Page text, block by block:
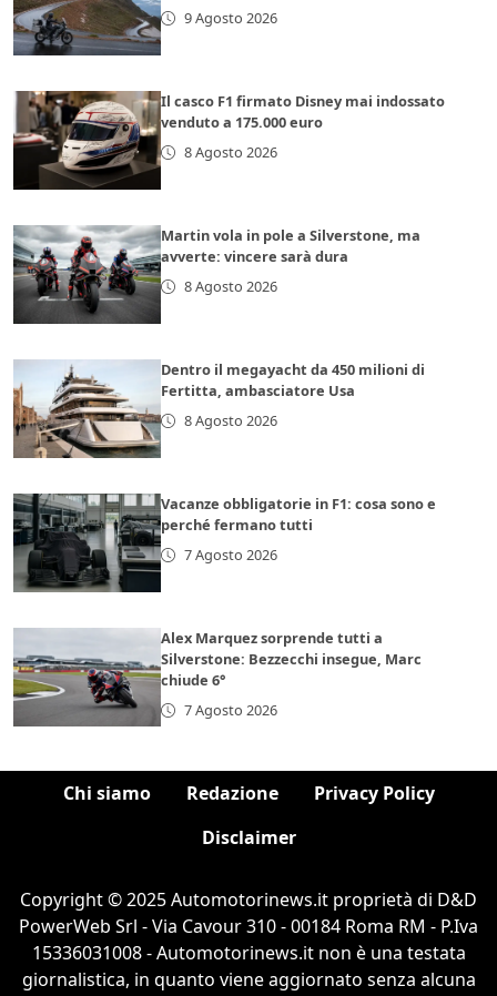
9 Agosto 2026
Il casco F1 firmato Disney mai indossato
venduto a 175.000 euro
8 Agosto 2026
Martin vola in pole a Silverstone, ma
avverte: vincere sarà dura
8 Agosto 2026
Dentro il megayacht da 450 milioni di
Fertitta, ambasciatore Usa
8 Agosto 2026
Vacanze obbligatorie in F1: cosa sono e
perché fermano tutti
7 Agosto 2026
Alex Marquez sorprende tutti a
Silverstone: Bezzecchi insegue, Marc
chiude 6°
7 Agosto 2026
Chi siamo Redazione
Privacy Policy
Disclaimer
Copyright © 2025 Automotorinews.it proprietà di D&D
PowerWeb Srl - Via Cavour 310 - 00184 Roma RM - P.Iva
15336031008 - Automotorinews.it non è una testata
giornalistica, in quanto viene aggiornato senza alcuna